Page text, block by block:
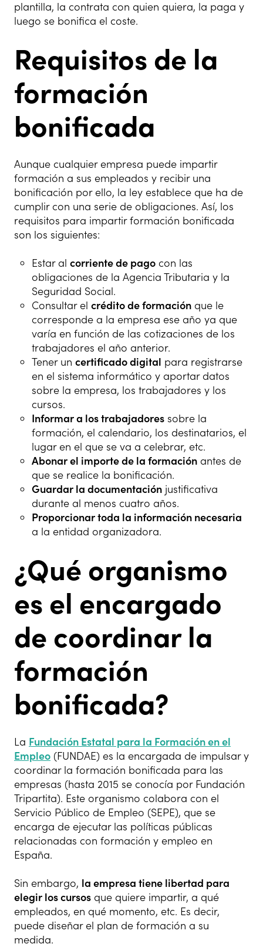
plantilla, la contrata con quien quiera, la paga y
luego se bonifica el coste.
Requisitos de la
formación
bonificada
Aunque cualquier empresa puede impartir
formación a sus empleados y recibir una
bonificación por ello, la ley establece que ha de
cumplir con una serie de obligaciones. Así, los
requisitos para impartir formación bonificada
son los siguientes:
Estar al corriente de pago con las
obligaciones de la Agencia Tributaria y la
Seguridad Social.
Consultar el crédito de formación que le
corresponde a la empresa ese año ya que
varía en función de las cotizaciones de los
trabajadores el año anterior.
Tener un certificado digital para registrarse
en el sistema informático y aportar datos
sobre la empresa, los trabajadores y los
cursos.
Informar a los trabajadores sobre la
formación, el calendario, los destinatarios, el
lugar en el que se va a celebrar, etc.
Abonar el importe de la formación antes de
que se realice la bonificación.
Guardar la documentación justificativa
durante al menos cuatro años.
Proporcionar toda la información necesaria
a la entidad organizadora.
¿Qué organismo
es el encargado
de coordinar la
formación
bonificada?
La Fundación Estatal para la Formación en el
Empleo (FUNDAE) es la encargada de impulsar y
coordinar la formación bonificada para las
empresas (hasta 2015 se conocía por Fundación
Tripartita). Este organismo colabora con el
Servicio Público de Empleo (SEPE), que se
encarga de ejecutar las políticas públicas
relacionadas con formación y empleo en
España.
Sin embargo, la empresa tiene libertad para
elegir los cursos que quiere impartir, a qué
empleados, en qué momento, etc. Es decir,
puede diseñar el plan de formación a su
medida.